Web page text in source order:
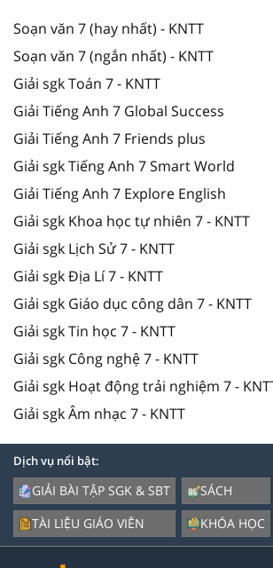
Soạn văn 7 (hay nhất) - KNTT
Soạn văn 7 (ngắn nhất) - KNTT
Giải sgk Toán 7 - KNTT
Giải Tiếng Anh 7 Global Success
Giải Tiếng Anh 7 Friends plus
Giải sgk Tiếng Anh 7 Smart World
Giải Tiếng Anh 7 Explore English
Giải sgk Khoa học tự nhiên 7 - KNTT
Giải sgk Lịch Sử 7 - KNTT
Giải sgk Địa Lí 7 - KNTT
Giải sgk Giáo dục công dân 7 - KNTT
Giải sgk Tin học 7 - KNTT
Giải sgk Công nghệ 7 - KNTT
Giải sgk Hoạt động trải nghiệm 7 -
Giải sgk Âm nhạc 7 - KNTT
Dịch vụ nổi bật:
GIẢI BÀI TẬP SGK & SBT
TÀI LIỆU GIÁO VIÊN
SÁCH
KHÓA HỌC